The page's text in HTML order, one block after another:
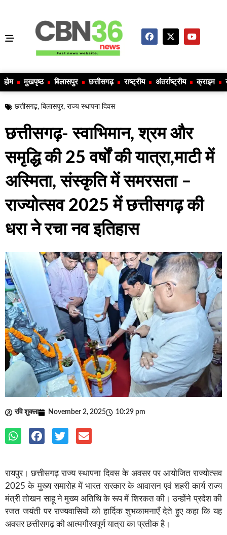
होम मुखपृष्ठ बिलासपुर छत्तीसगढ़ राष्ट्रीय अंतर्राष्ट्रीय क्राइम
छत्तीसगढ़, बिलासपुर, राज्य स्थापना दिवस
छत्तीसगढ़- स्वाभिमान, श्रम और
समृद्धि की 25 वर्षों की यात्रा,माटी में
अस्मिता, संस्कृति में समरसता –
राज्योत्सव 2025 में छत्तीसगढ़ की
धरा ने रचा नव इतिहास
रवि शुक्ला November 2, 2025 10:29 pm
रायपुर। छत्तीसगढ़ राज्य स्थापना दिवस के अवसर पर आयोजित राज्योत्सव
2025 के मुख्य समारोह में भारत सरकार के आवासन एवं शहरी कार्य राज्य
मंत्री तोखन साहू ने मुख्य अतिथि के रूप में शिरकत की। उन्होंने प्रदेश की
रजत जयंती पर राज्यवासियों को हार्दिक शुभकामनाएँ देते हुए कहा कि यह
अवसर छत्तीसगढ़ की आत्मगौरवपूर्ण यात्रा का प्रतीक है।